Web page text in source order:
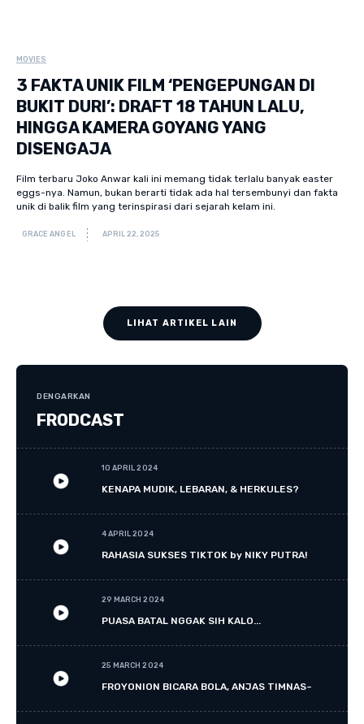
MOVIES
3 FAKTA UNIK FILM ‘PENGEPUNGAN DI
BUKIT DURI’: DRAFT 18 TAHUN LALU,
HINGGA KAMERA GOYANG YANG
DISENGAJA
Film terbaru Joko Anwar kali ini memang tidak terlalu banyak easter
eggs-nya. Namun, bukan berarti tidak ada hal tersembunyi dan fakta
unik di balik film yang terinspirasi dari sejarah kelam ini.
GRACE ANGEL APRIL 22, 2025
LIHAT ARTIKEL LAIN
DENGARKAN
FRODCAST
10 APRIL 2024
KENAPA MUDIK, LEBARAN, & HERKULES?
4 APRIL 2024
RAHASIA SUKSES TIKTOK by NIKY PUTRA!
29 MARCH 2024
PUASA BATAL NGGAK SIH KALO...
25 MARCH 2024
FROYONION BICARA BOLA, ANJAS TIMNAS~